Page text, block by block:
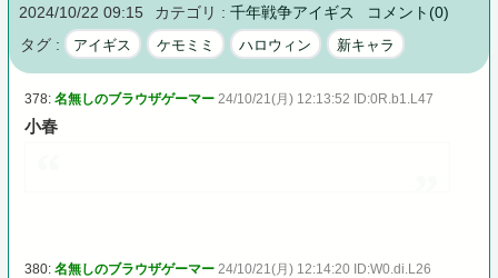
2024/10/22 09:15 カテゴリ :千年戦争アイギス
コメント(0)
タグ :
アイギス ケモミミ ハロウィン 新キャラ
378:名無しのブラウザゲーマー 24/10/21(月) 12:13:52 ID:0R.b1.L47
小春
380:名無しのブラウザゲーマー 24/10/21(月) 12:14:20 ID:W0.di.L26